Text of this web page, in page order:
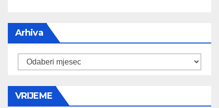
Arhiva
Arhiva
VRIJEME